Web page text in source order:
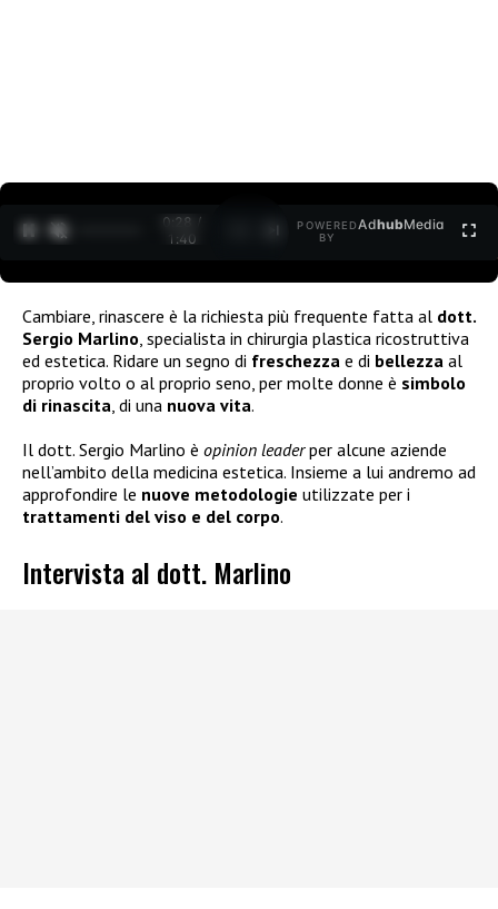
0:30 /
1:40
POWERED
BY
AdhubMedia
Cambiare, rinascere è la richiesta più frequente fatta al dott.
Sergio Marlino , specialista in chirurgia plastica ricostruttiva
ed estetica. Ridare un segno di freschezza e di bellezza al
proprio volto o al proprio seno, per molte donne è simbolo
di rinascita , di una nuova vita.
Il dott. Sergio Marlino è opinion leaderper alcune aziende
nell’ambito della medicina estetica. Insieme a lui andremo ad
approfondire le nuove metodologie utilizzate per i
trattamenti del viso e del corpo.
Intervista al dott. Marlino